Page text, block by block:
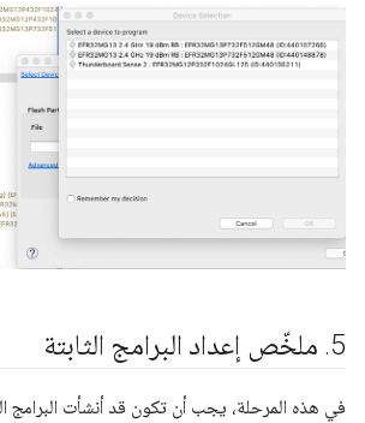
5
. ملخّص إعداد البرامج الثابتة
في هذه المرحلة، يجب أن تكون قد أنشأت البرامج